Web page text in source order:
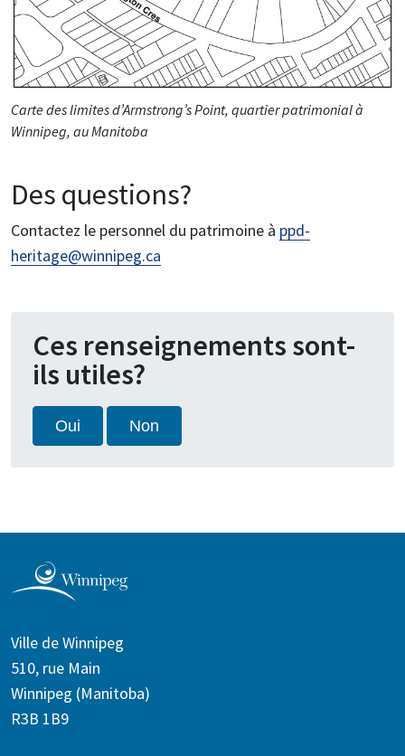
Carte des limites d’Armstrong’s Point, quartier patrimonial à
Winnipeg, au Manitoba
Des questions?
Contactez le personnel du patrimoine à ppd-
heritage@winnipeg.ca
Ces renseignements sont-
ils utiles?
Oui Non
Ville de Winnipeg
510, rue Main
Winnipeg (Manitoba)
R3B 1B9